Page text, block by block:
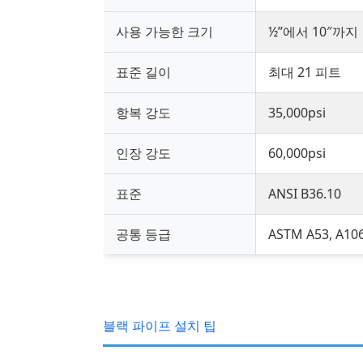
사용 가능한 크기 ½”에서 10″까지
표준 길이 최대 21 피트
항복 강도 35,000psi
인장 강도 60,000psi
표준 ANSI B36.10
공통 등급 ASTM A53,
블랙 파이프 설치 팁